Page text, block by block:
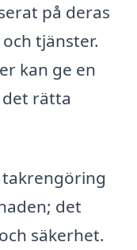
på deras
tjänster.
kan ge en
rätta
det
säkerhet.